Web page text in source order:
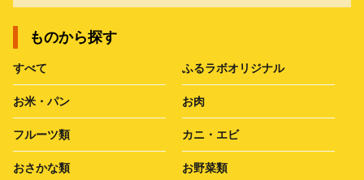
ものから探す
すべて ふるラボオリジナル
お米・パン お肉
フルーツ類 カニ・エビ
おさかな類 お野菜類